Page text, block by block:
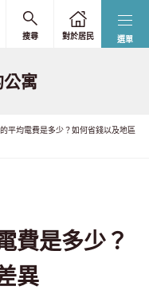
選單
搜尋 對於居民
公寓
平均電費是多少？如何省錢以及地區
費是多少？
異